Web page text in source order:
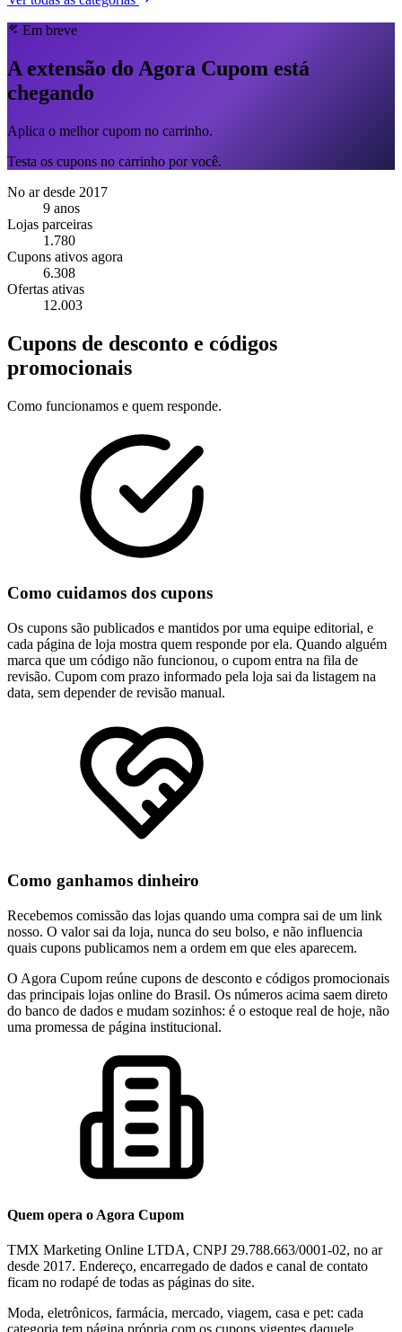
Em breve
A extensão do Agora Cupom está
chegando
Aplica o melhor cupom no carrinho.
Testa os cupons no carrinho por você.
No ar desde 2017
9 anos
Lojas parceiras
1.780
Cupons ativos agora
6.308
Ofertas ativas
12.003
Cupons de desconto e códigos
promocionais
Como funcionamos e quem responde.
Como cuidamos dos cupons
Os cupons são publicados e mantidos por uma equipe editorial, e
cada página de loja mostra quem responde por ela. Quando alguém
marca que um código não funcionou, o cupom entra na fila de
revisão. Cupom com prazo informado pela loja sai da listagem na
data, sem depender de revisão manual.
Como ganhamos dinheiro
Recebemos comissão das lojas quando uma compra sai de um link
nosso. O valor sai da loja, nunca do seu bolso, e não influencia
quais cupons publicamos nem a ordem em que eles aparecem.
O Agora Cupom reúne cupons de desconto e códigos promocionais
das principais lojas online do Brasil. Os números acima saem direto
do banco de dados e mudam sozinhos: é o estoque real de hoje, não
uma promessa de página institucional.
Quem opera o Agora Cupom
TMX Marketing Online LTDA, CNPJ 29.788.663/0001-02, no ar
desde 2017. Endereço, encarregado de dados e canal de contato
ficam no rodapé de todas as páginas do site.
Moda, eletrônicos, farmácia, mercado, viagem, casa e pet: cada
categoria tem página própria com os cupons vigentes daquele